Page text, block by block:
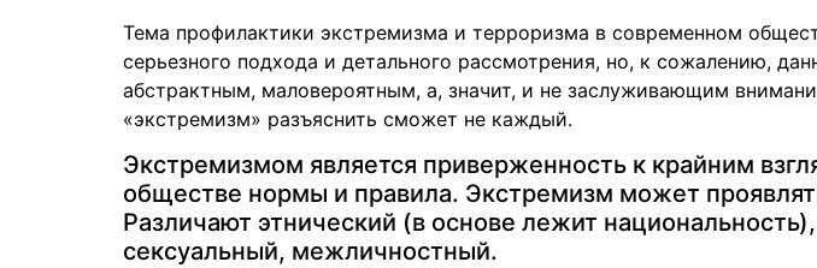
Тема профилактики экстремизма и терроризма в современном
серьезного подхода и детального рассмотрения, но, к сожалению,
абстрактным, маловероятным, а, значит, и не заслуживающим
«экстремизм» разъяснить сможет не каждый.
Экстремизмом является приверженность к крайним
обществе нормы и правила. Экстремизм может
Различают этнический (в основе лежит
сексуальный, межличностный.